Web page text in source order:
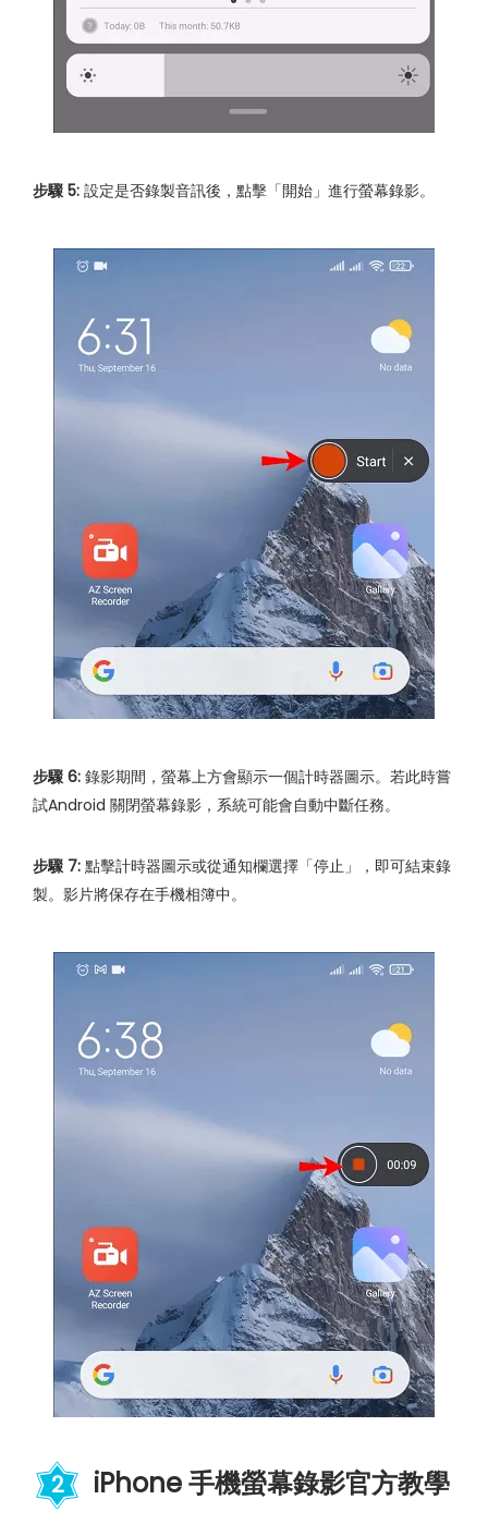
步驟 5: 設定是否錄製音訊後，點擊「開始」進行螢幕錄影。
步驟 6: 錄影期間，螢幕上方會顯示一個計時器圖示。若此時嘗
試Android 關閉螢幕錄影，系統可能會自動中斷任務。
步驟 7: 點擊計時器圖示或從通知欄選擇「停止」，即可結束錄
製。影片將保存在手機相簿中。
2 iPhone 手機螢幕錄影官方教學